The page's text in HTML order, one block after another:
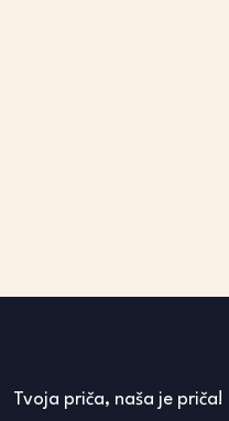
Tvoja priča, naša je priča!